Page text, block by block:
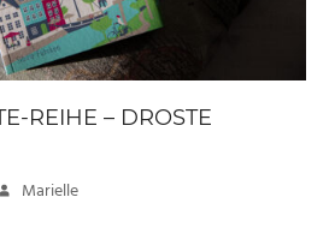
REIHE – DROSTE
Marielle